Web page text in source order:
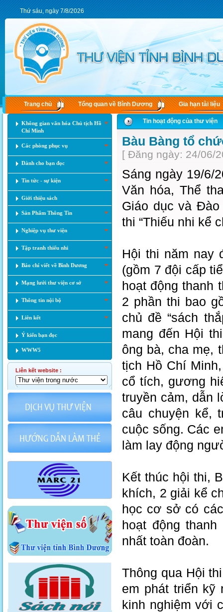
Thứ sáu, ngày 7/8/2026
Trang chủ Tổng quan về Bình Dương Gia hạn tài liệu
Không gian văn hóa Chủ tịch Hồ
Chí Minh
Các phòng phục vụ
Dành cho bạn đọc
Tin tức - sự kiện
Giới thiệu sách
Sản Phẩm Thông Tin
Nghiệp vụ thư viện
Tập tranh thiếu nhi
Báo chí viết về Bình Dương
Mạng lưới thư viện cơ sở
Thông tin nội bộ
Liên kết
Ý kiến bạn đọc
WWW5
Liên kết website :
Tin hoạt động của thư viện
Bàu Bàng tổ
[ Đăng ngày: 24/06/
Sáng ngày 19/6/
Văn hóa, Thể
Giáo dục và
thi “Thiếu nhi kể
Hội thi năm nay
(gồm 7 đội cấp
hoạt động thanh
2 phần thi bao
chủ đề “sách
mang đến Hội
ông bà, cha mẹ,
tịch Hồ Chí
cổ tích, gương
truyền cảm, dẫn
câu chuyện kể,
cuộc sống. Các
làm lay động
Kết thúc hội thi,
khích, 2 giải kể
học cơ sở có
hoạt động
nhất toàn đoàn.
Thông qua Hội
em phát triển kỹ
kinh nghiệm với